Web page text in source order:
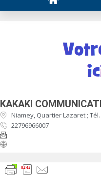
KAKAKI
Niamey, Quartier Lazaret ;
22796966007